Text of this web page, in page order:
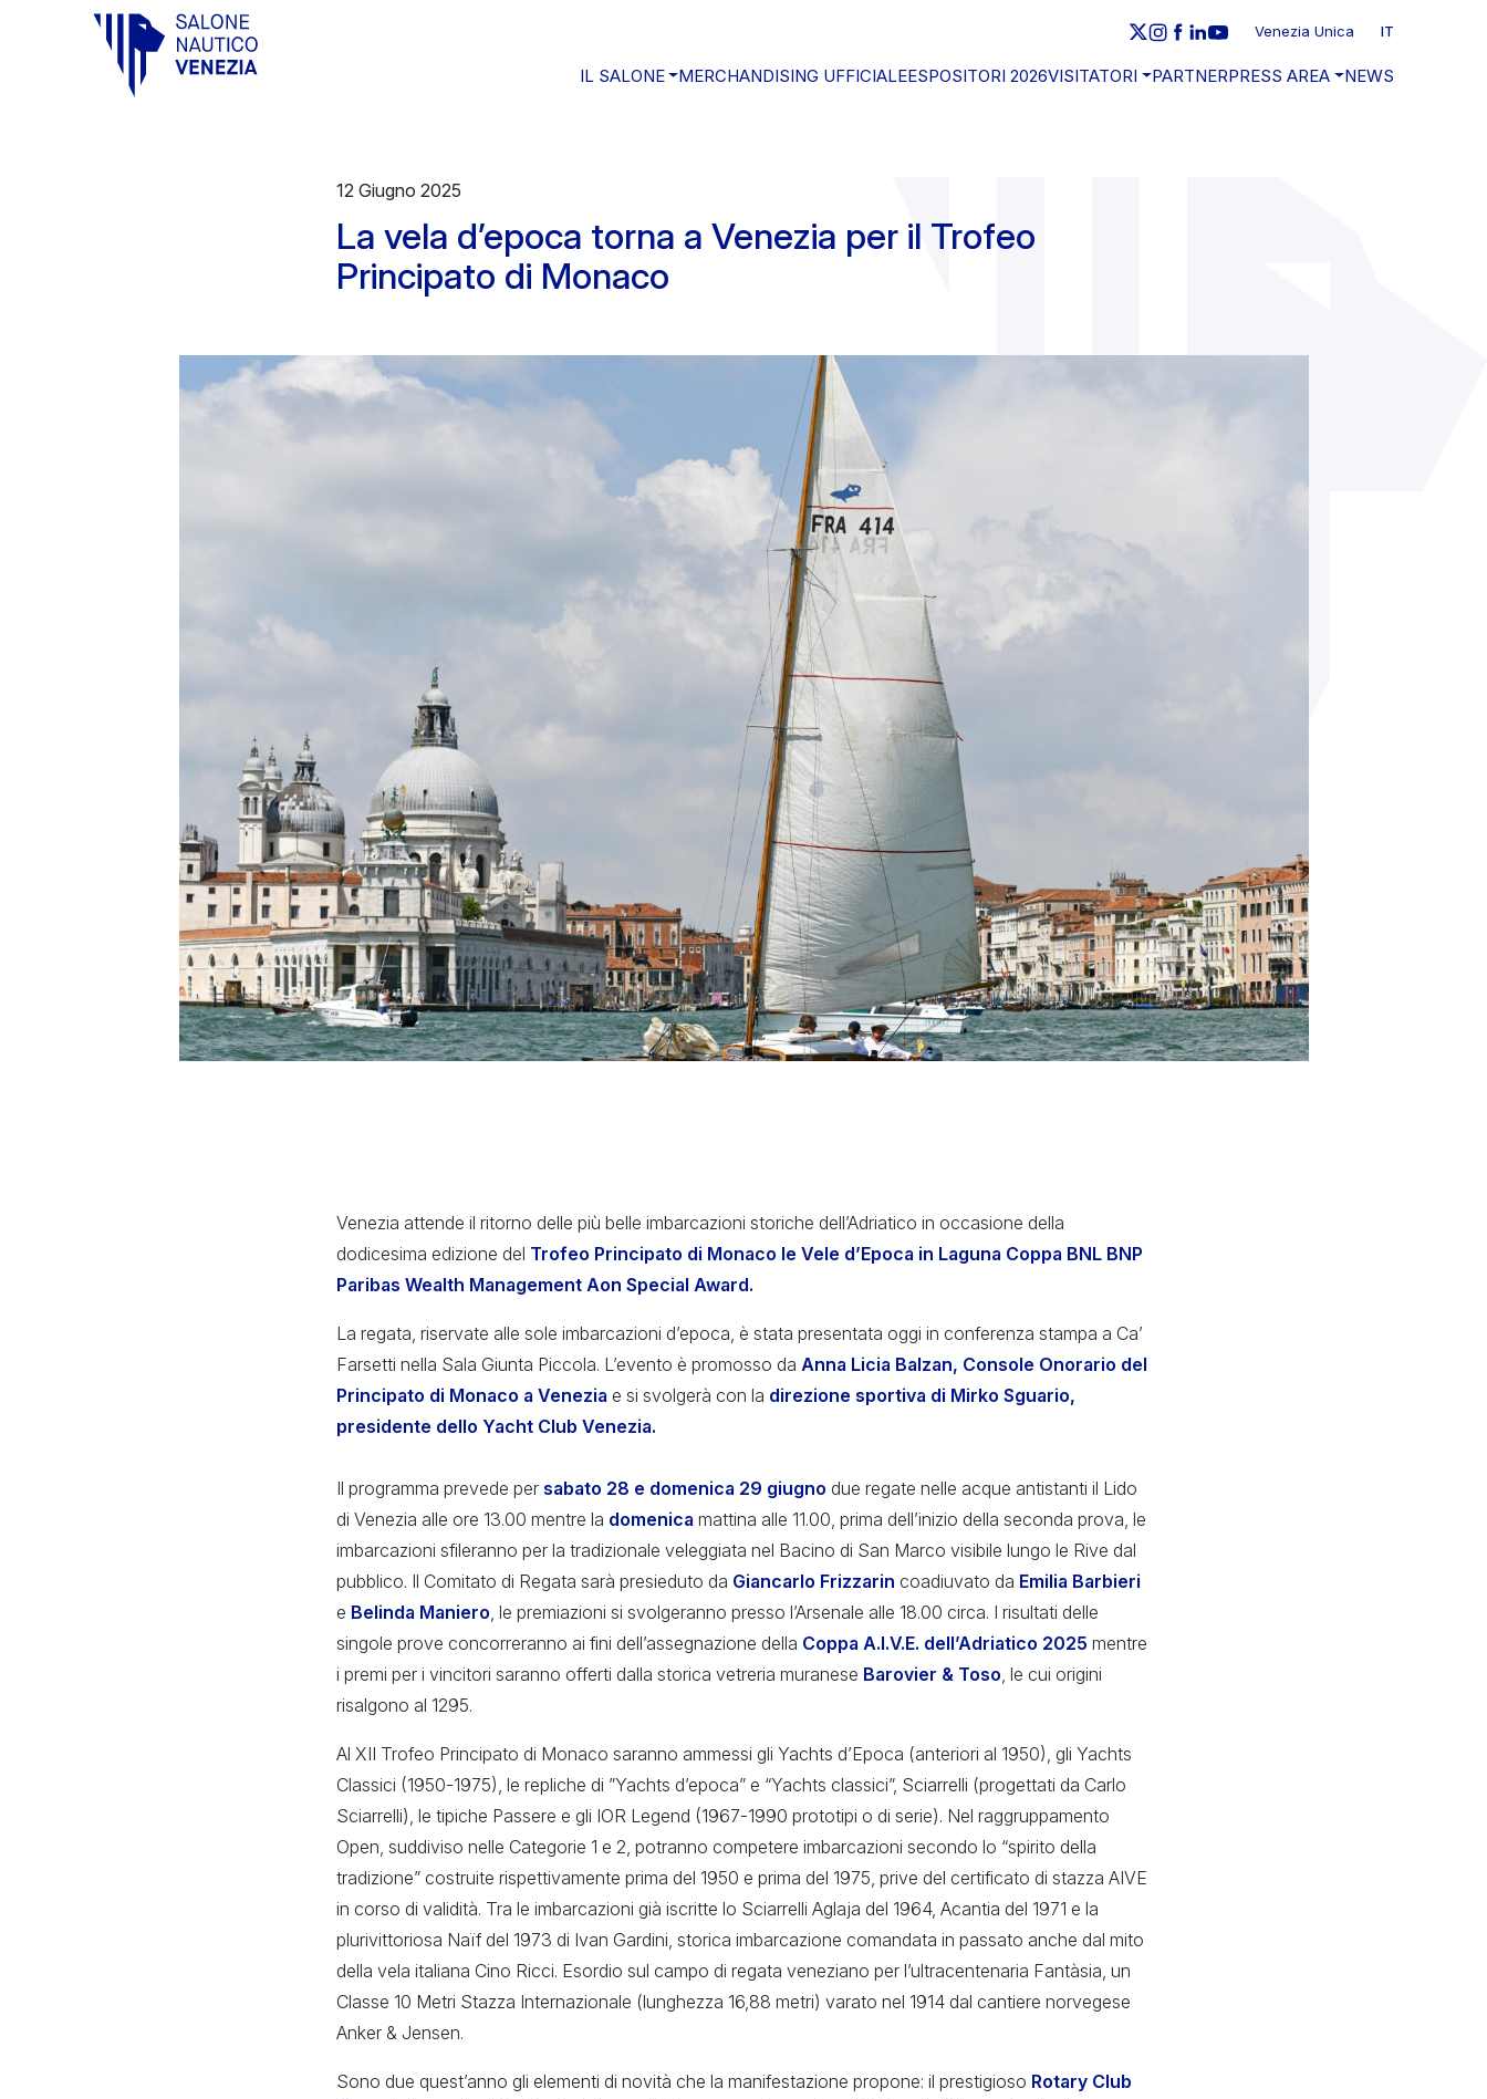
Vai al contenuto principale
Venezia Unica IT
IL SALONE MERCHANDISING UFFICIALEESPOSITORI 2026VISITATORI PARTNERPRESS AREA NEWS
12 Giugno 2025
La vela d’epoca torna a Venezia per il Trofeo
Principato di Monaco
Venezia attende il ritorno delle più belle imbarcazioni storiche dell’Adriatico in occasione della
dodicesima edizione del Trofeo Principato di Monaco le Vele d’Epoca in Laguna Coppa BNL BNP
Paribas Wealth Management Aon Special Award.
La regata, riservate alle sole imbarcazioni d’epoca, è stata presentata oggi in conferenza stampa a Ca’
Farsetti nella Sala Giunta Piccola. L’evento è promosso da Anna Licia Balzan, Console Onorario del
Principato di Monaco a Venezia e si svolgerà con la direzione sportiva di Mirko Sguario,
presidente dello Yacht Club Venezia.
Il programma prevede per sabato 28 e domenica 29 giugno due regate nelle acque antistanti il Lido
di Venezia alle ore 13.00 mentre la domenica mattina alle 11.00, prima dell’inizio della seconda prova, le
imbarcazioni sfileranno per la tradizionale veleggiata nel Bacino di San Marco visibile lungo le Rive dal
pubblico. Il Comitato di Regata sarà presieduto da Giancarlo Frizzarin coadiuvato da Emilia Barbieri
e Belinda Maniero , le premiazioni si svolgeranno presso l’Arsenale alle 18.00 circa. I risultati delle
singole prove concorreranno ai fini dell’assegnazione della Coppa A.I.V.E. dell’Adriatico 2025 mentre
i premi per i vincitori saranno offerti dalla storica vetreria muranese Barovier & Toso , le cui origini
risalgono al 1295.
Al XII Trofeo Principato di Monaco saranno ammessi gli Yachts d’Epoca (anteriori al 1950), gli Yachts
Classici (1950-1975), le repliche di ”Yachts d’epoca” e “Yachts classici”, Sciarrelli (progettati da Carlo
Sciarrelli), le tipiche Passere e gli IOR Legend (1967-1990 prototipi o di serie). Nel raggruppamento
Open, suddiviso nelle Categorie 1 e 2, potranno competere imbarcazioni secondo lo “spirito della
tradizione” costruite rispettivamente prima del 1950 e prima del 1975, prive del certificato di stazza AIVE
in corso di validità. Tra le imbarcazioni già iscritte lo Sciarrelli Aglaja del 1964, Acantia del 1971 e la
plurivittoriosa Naïf del 1973 di Ivan Gardini, storica imbarcazione comandata in passato anche dal mito
della vela italiana Cino Ricci. Esordio sul campo di regata veneziano per l’ultracentenaria Fantàsia, un
Classe 10 Metri Stazza Internazionale (lunghezza 16,88 metri) varato nel 1914 dal cantiere norvegese
Anker & Jensen.
Sono due quest’anno gli elementi di novità che la manifestazione propone: il prestigioso Rotary Club